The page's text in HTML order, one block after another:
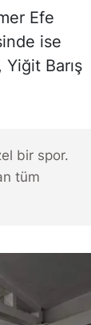
Efe
ise
Barış
bir spor.
tüm